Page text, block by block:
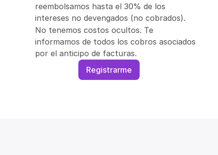
reembolsamos hasta el 30% de los
intereses no devengados (no cobrados).
No tenemos costos ocultos. Te
informamos de todos los cobros asociados
por el anticipo de facturas.
Registrarme